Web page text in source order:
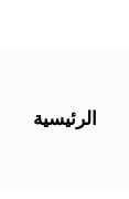
الرئيسية